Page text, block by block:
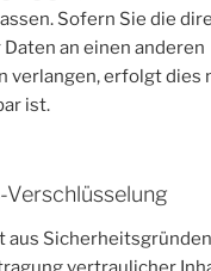
Sofern Sie die
an einen anderen
verlangen, erfolgt dies
ist.
Verschlüsselung
aus